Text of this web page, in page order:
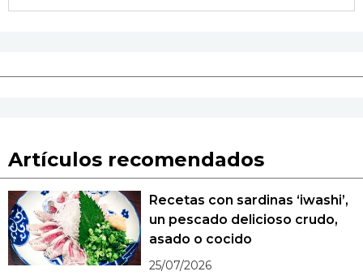
Artículos recomendados
Recetas con sardinas ‘iwashi’,
un pescado delicioso crudo,
asado o cocido
25/07/2026